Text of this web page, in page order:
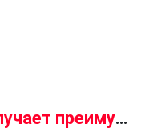
Intel Lunar Lake-U получает преимущество на 50 % по сравнению с Meteor Lake без HTT